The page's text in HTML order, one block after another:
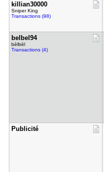
killian300​00
Sniper King
Transactions (98)
belbel94
bèlbèl
Transactions (4)
Publicité